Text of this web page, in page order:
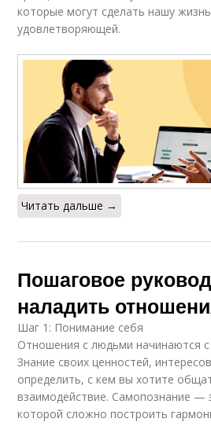
которые могут сделать нашу
удовлетворяющей.
Читать дальше →
Пошаговое
наладить
Шаг 1: Понимание себя
Отношения с людьми начинаются
Знание своих ценностей,
определить, с кем вы хотите
взаимодействие. Самопознание —
которой сложно построить